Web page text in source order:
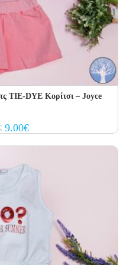
TIE-DYE Κορίτσι – Joyce
Original
price
9.00€Current
price